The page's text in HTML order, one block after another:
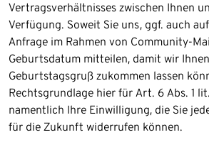
Vertragsverhältnisses zwischen Ihnen
Verfügung. Soweit Sie uns, ggf. auch
Anfrage im Rahmen von Community-
Geburtsdatum mitteilen, damit wir
Geburtstagsgruß zukommen lassen
Rechtsgrundlage hier für Art. 6 Abs. 1
namentlich Ihre Einwilligung, die Sie
für die Zukunft widerrufen können.